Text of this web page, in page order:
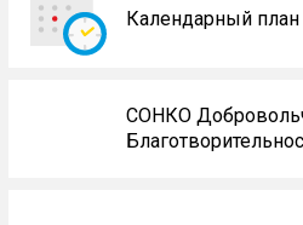
Календарный
СОНКО